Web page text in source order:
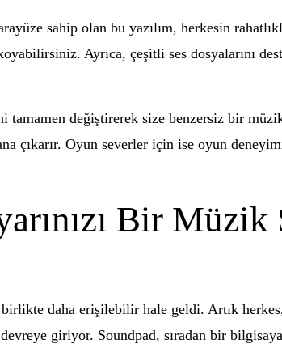
sahip olan bu yazılım, herkesin
Ayrıca, çeşitli ses dosyalarını
tamamen değiştirerek size benzersiz bir
çıkarır. Oyun severler için ise oyun
Bir
daha erişilebilir hale geldi. Artık
giriyor. Soundpad, sıradan bir